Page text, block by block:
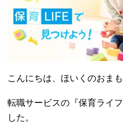
こんにちは、ほいくのおまも
転職サービスの『保育ライ
した。